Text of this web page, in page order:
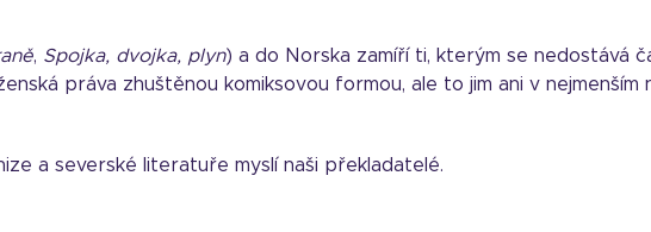
, Spojka, dvojka, plyn) a do Norska zamíří ti, kterým se nedostává
práva zhuštěnou komiksovou formou, ale to jim ani v nejmenším
a severské literatuře myslí naši překladatelé.